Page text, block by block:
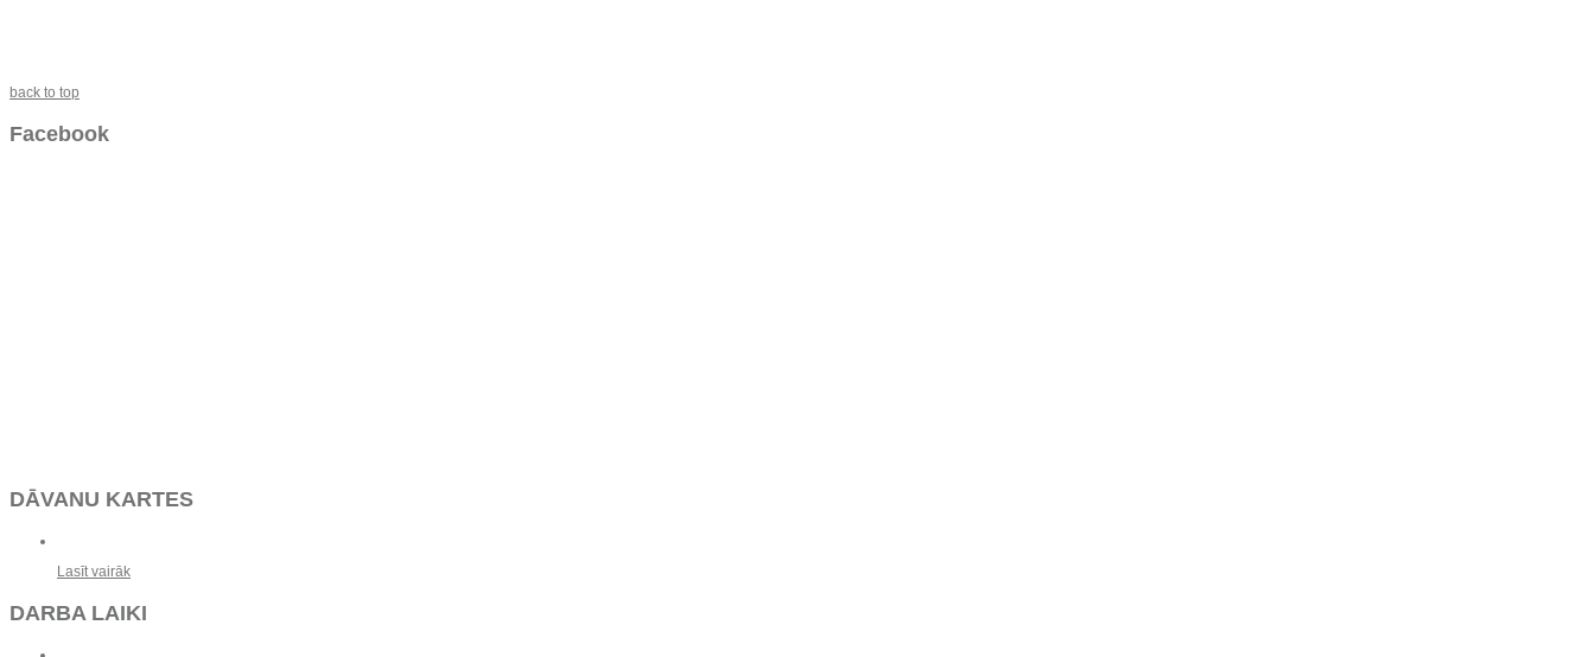
back to top
Facebook
DĀVANU KARTES
Lasīt vairāk
DARBA LAIKI